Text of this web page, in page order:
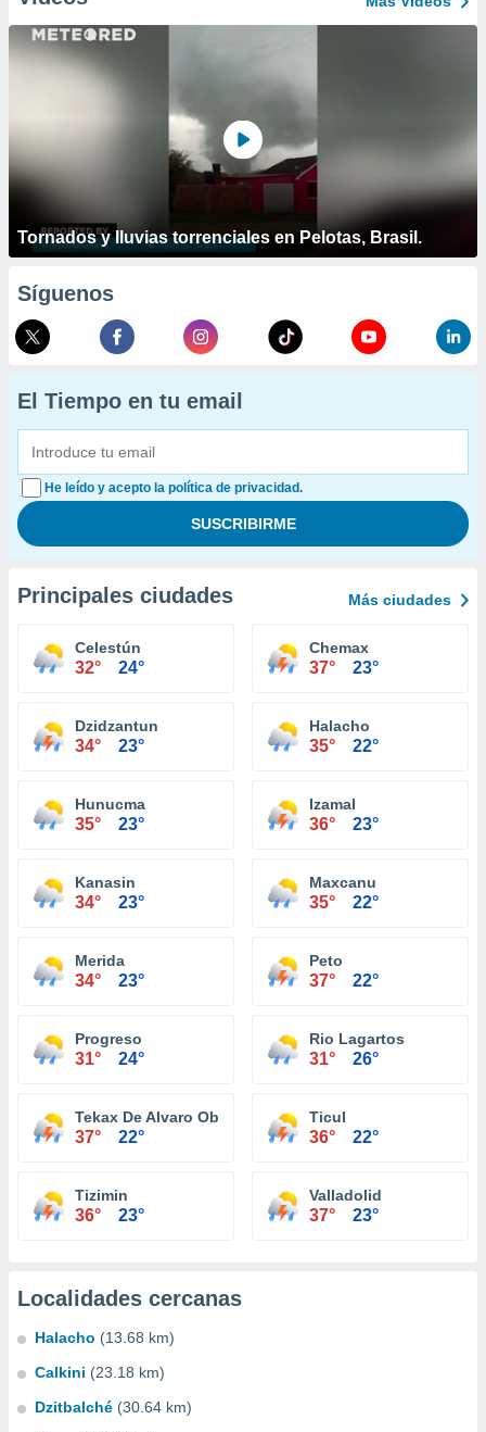
Tornados y lluvias torrenciales en Pelotas, Brasil.
Síguenos
El Tiempo en tu email
He leído y acepto la política de privacidad.
Principales ciudades Más ciudades
Celestún
32° 24°
Chemax
37° 23°
Dzidzantun
34° 23°
Halacho
35° 22°
Hunucma
35° 23°
Izamal
36° 23°
Kanasin
34° 23°
Maxcanu
35° 22°
Merida
34° 23°
Peto
37° 22°
Progreso
31° 24°
Rio Lagartos
31° 26°
Tekax De Alvaro Obregon
37° 22°
Ticul
36° 22°
Tizimin
36° 23°
Valladolid
37° 23°
Localidades cercanas
Halacho (13.68 km)
Calkini (23.18 km)
Dzitbalché (30.64 km)